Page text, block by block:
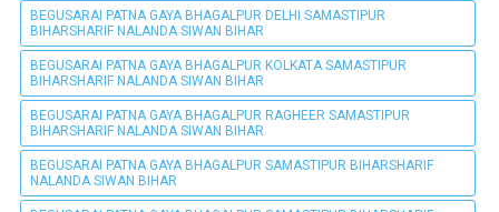
BEGUSARAI PATNA GAYA BHAGALPUR DELHI SAMASTIPUR
BIHARSHARIF NALANDA SIWAN BIHAR
BEGUSARAI PATNA GAYA BHAGALPUR KOLKATA SAMASTIPUR
BIHARSHARIF NALANDA SIWAN BIHAR
BEGUSARAI PATNA GAYA BHAGALPUR RAGHEER SAMASTIPUR
BIHARSHARIF NALANDA SIWAN BIHAR
BEGUSARAI PATNA GAYA BHAGALPUR SAMASTIPUR BIHARSHARIF
NALANDA SIWAN BIHAR